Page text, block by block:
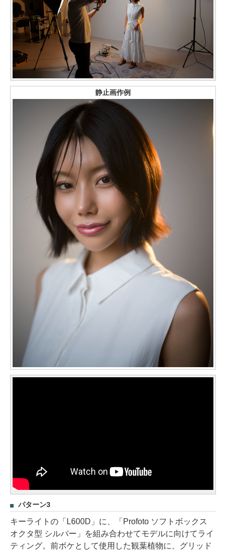
静止画作例
パターン3
キーライトの「L600D」に、「Profoto ソフトボックス
オクタ型 シルバー」を組み合わせてモデルに向けてライ
ティング。前ボケとして使用した観葉植物に、グリッド